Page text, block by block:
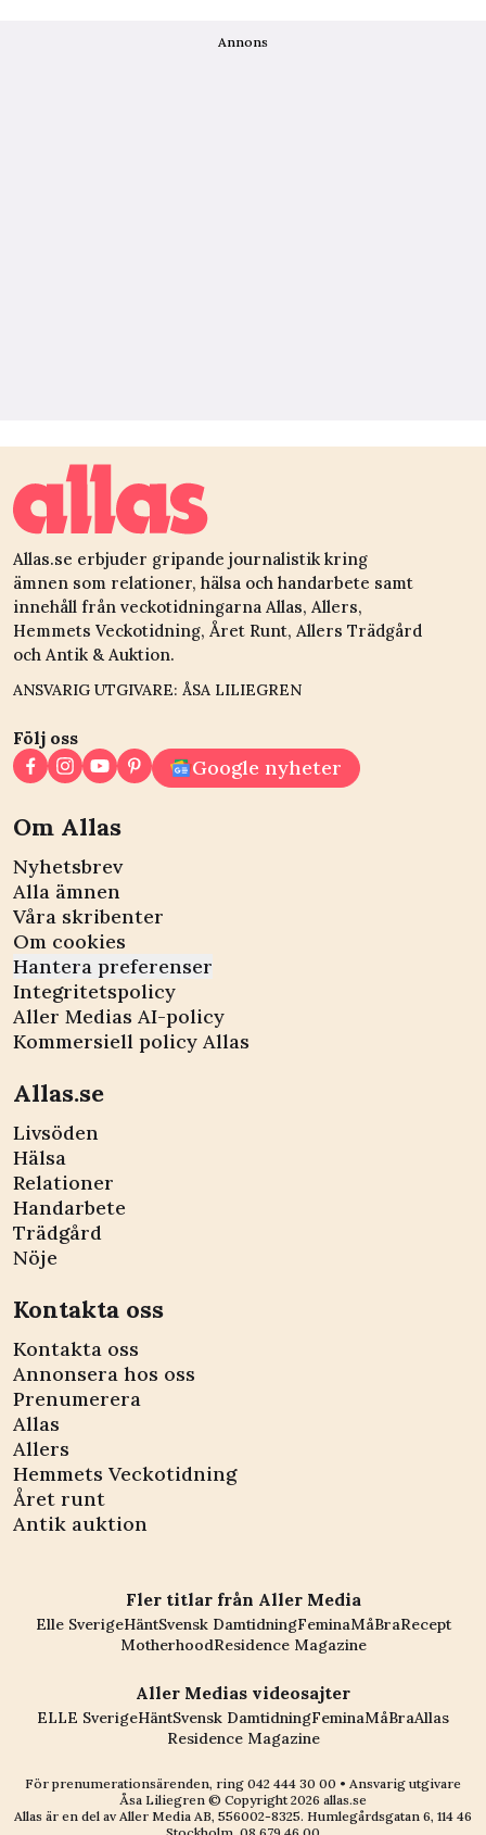
Annons
Allas.se erbjuder gripande journalistik kring
ämnen som relationer, hälsa och handarbete samt
innehåll från veckotidningarna Allas, Allers,
Hemmets Veckotidning, Året Runt, Allers Trädgård
och Antik & Auktion.
ANSVARIG UTGIVARE: ÅSA LILIEGREN
Följ oss
Google nyheter
Om Allas
Nyhetsbrev
Alla ämnen
Våra skribenter
Om cookies
Hantera preferenser
Integritetspolicy
Aller Medias AI-policy
Kommersiell policy Allas
Allas.se
Livsöden
Hälsa
Relationer
Handarbete
Trädgård
Nöje
Kontakta oss
Kontakta oss
Annonsera hos oss
Prenumerera
Allas
Allers
Hemmets Veckotidning
Året runt
Antik auktion
Fler titlar från Aller Media
Elle SverigeHäntSvensk DamtidningFeminaMåBraRecept
MotherhoodResidence Magazine
Aller Medias videosajter
ELLE SverigeHäntSvensk DamtidningFeminaMåBraAllas
Residence Magazine
För prenumerationsärenden, ring 042 444 30 00 • Ansvarig utgivare
Åsa Liliegren © Copyright2026 allas.se
Allas är en del av Aller Media AB, 556002-8325. Humlegårdsgatan 6, 114 46